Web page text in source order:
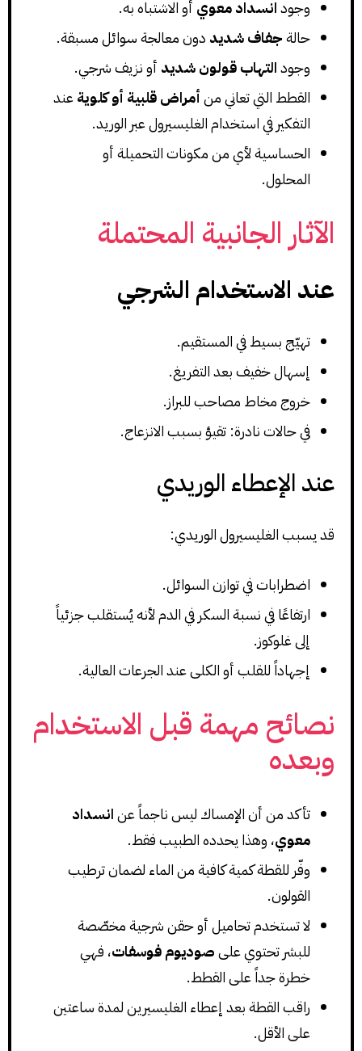
وجودانسداد معوي أو الاشتباه به.
حالةجفاف شديد دون معالجة سوائل مسبقة.
وجودالتهاب قولون شديد أو نزيف شرجي.
القطط التي تعاني منأمراض قلبية أو كلويةعند
التفكير في استخدام الغليسيرول عبر الوريد.
الحساسية لأي من مكونات التحميلة أو
المحلول.
الآثار الجانبية المحتملة
عند الاستخدام الشرجي
تهيّج بسيط في المستقيم.
إسهال خفيف بعد التفريغ.
خروج مخاط مصاحب للبراز.
في حالات نادرة: تقيؤ بسبب الانزعاج.
عند الإعطاء الوريدي
قد يسبب الغليسيرول الوريدي:
اضطرابات في توازن السوائل.
ارتفاعًا في نسبة السكر في الدم لأنه يُستقلب جزئياً
إلى غلوكوز.
إجهاداً للقلب أو الكلى عند الجرعات العالية.
نصائح مهمة قبل الاستخدام
وبعده
تأكد من أن الإمساك ليس ناجماً عنانسداد
معوي، وهذا يحدده الطبيب فقط.
وفّر للقطة كمية كافية من الماء لضمان ترطيب
القولون.
لا تستخدم تحاميل أو حقن شرجية مخصّصة
للبشر تحتوي علىصوديوم فوسفات، فهي
خطرة جداً على القطط.
راقب القطة بعد إعطاء الغليسيرين لمدة ساعتين
على الأقل.